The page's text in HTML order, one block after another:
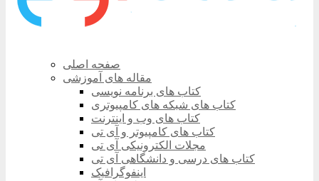
صفحه اصلی
مقاله های آموزشی
کتاب های برنامه نویسی
کتاب های شبکه های کامپیوتری
کتاب های وب و اینترنت
کتاب های کامپیوتر و آی تی
مجلات الکترونیکی آی تی
کتاب های درسی و دانشگاهی آی تی
اینفوگرافیک